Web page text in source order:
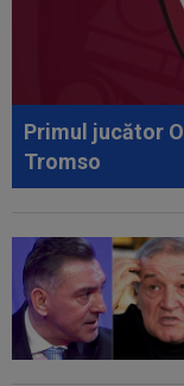
Primul jucător
Tromso